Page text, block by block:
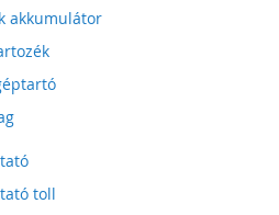
akkumulátor
toll